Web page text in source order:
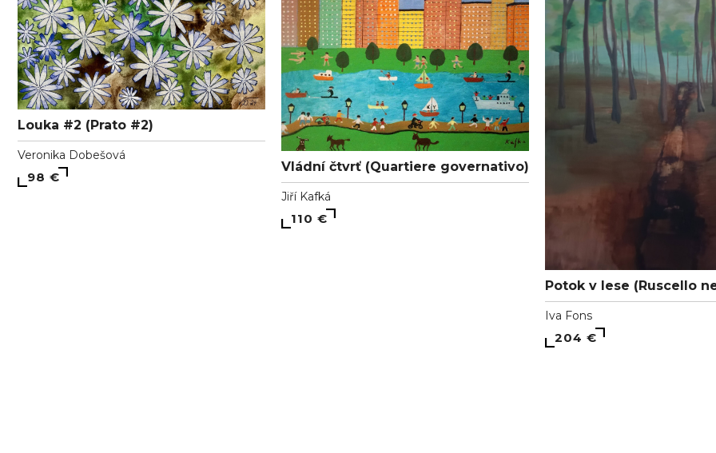
Louka #2 (Prato #2)
Veronika Dobešová
98 €
Vládní čtvrť (Quartiere governativo)
Jiří Kafká
110 €
Potok v lese (Ruscello
Iva Fons
204 €